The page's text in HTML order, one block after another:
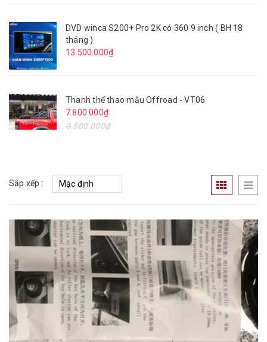
DVD winca S200+ Pro 2K có 360 9 inch ( BH 18
tháng )
13.500.000₫
Thanh thể thao mẫu Offroad - VT06
7.800.000₫
9.500.000₫
Sắp xếp :